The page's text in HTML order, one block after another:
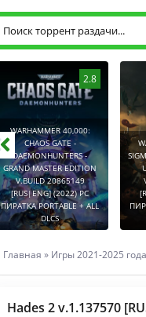
2.8
WARHAMMER 40,000:
CHAOS GATE -
DAEMONHUNTERS -
GRAND MASTER EDITION
V.BUILD 20865149
[RUS|ENG] (2022) PC
ПИРАТКА PORTABLE + ALL
DLCS
Главная » Игры 2021-2025 года
Hades 2 v.1.137570